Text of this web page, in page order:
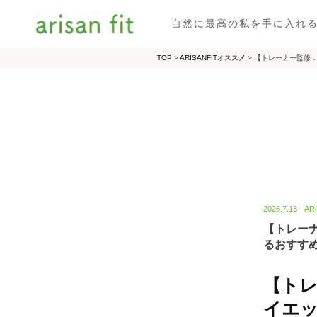
自然に最高の私を手に入れ
TOP >ARISANFITオススメ > 【トレーナー監修
2026.7.13
【トレー
るおすす
【ト
イエ